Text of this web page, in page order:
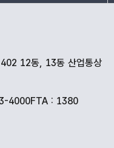
12동, 13동 산업통상
4000FTA : 1380